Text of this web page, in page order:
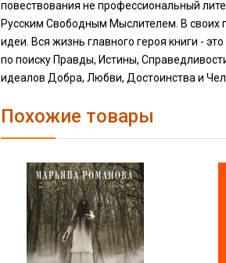
повествования не профессиональный
Русским Свободным Мыслителем. В своих
идеи. Вся жизнь главного героя книги -
по поиску Правды, Истины,
идеалов Добра, Любви, Достоинства и
Похожие товары